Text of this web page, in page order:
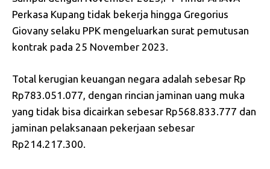
Perkasa Kupang tidak bekerja hingga Gregorius
Giovany selaku PPK mengeluarkan surat pemutusan
kontrak pada 25 November 2023.
Total kerugian keuangan negara adalah sebesar Rp
Rp783.051.077, dengan rincian jaminan uang muka
yang tidak bisa dicairkan sebesar Rp568.833.777 dan
jaminan pelaksanaan pekerjaan sebesar
Rp214.217.300.